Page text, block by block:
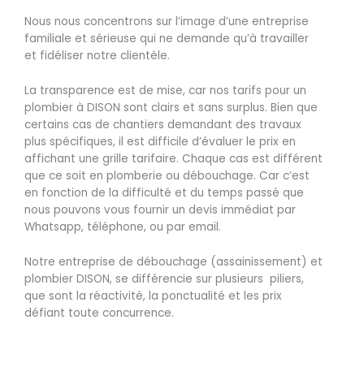
Nous nous concentrons sur l’image d’une entreprise
familiale et sérieuse qui ne demande qu’à travailler
et fidéliser notre clientèle.
La transparence est de mise, car nos tarifs pour un
plombier à DISON sont clairs et sans surplus. Bien que
certains cas de chantiers demandant des travaux
plus spécifiques, il est difficile d’évaluer le prix en
affichant une grille tarifaire. Chaque cas est différent
que ce soit en plomberie ou débouchage. Car c’est
en fonction de la difficulté et du temps passé que
nous pouvons vous fournir un devis immédiat par
Whatsapp, téléphone, ou par email.
Notre entreprise de débouchage (assainissement) et
plombier DISON, se différencie sur plusieurs piliers,
que sont la réactivité, la ponctualité et les prix
défiant toute concurrence.